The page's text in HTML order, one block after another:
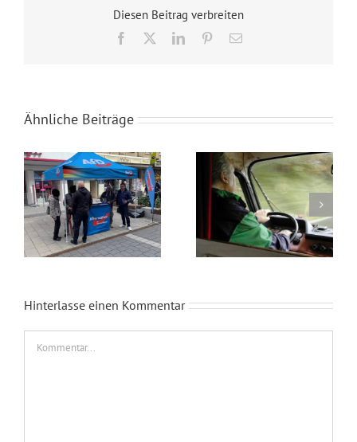
Diesen Beitrag verbreiten
Facebook LinkedInPinterest
E-
Ähnliche Beiträge
Hinterlasse einen Kommentar